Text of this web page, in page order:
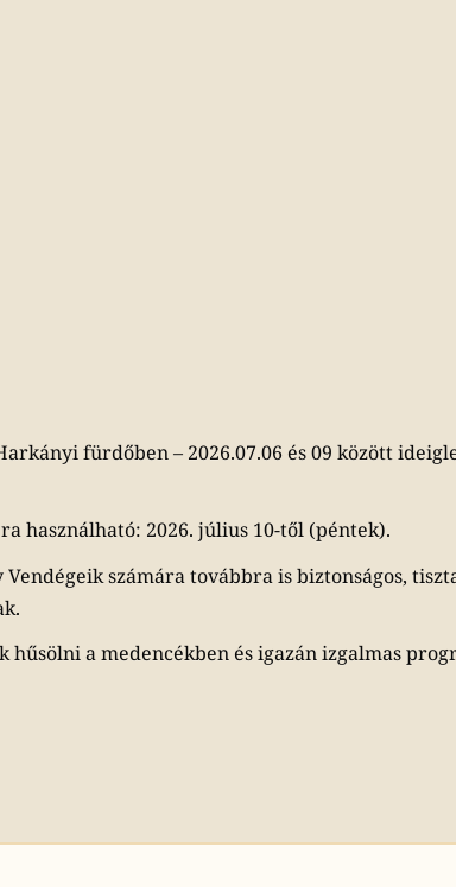
fürdőben – 2026.07.06 és 09 között
használható: 2026. július 10-től (péntek).
számára továbbra is biztonságos,
hűsölni a medencékben és igazán izgalmas